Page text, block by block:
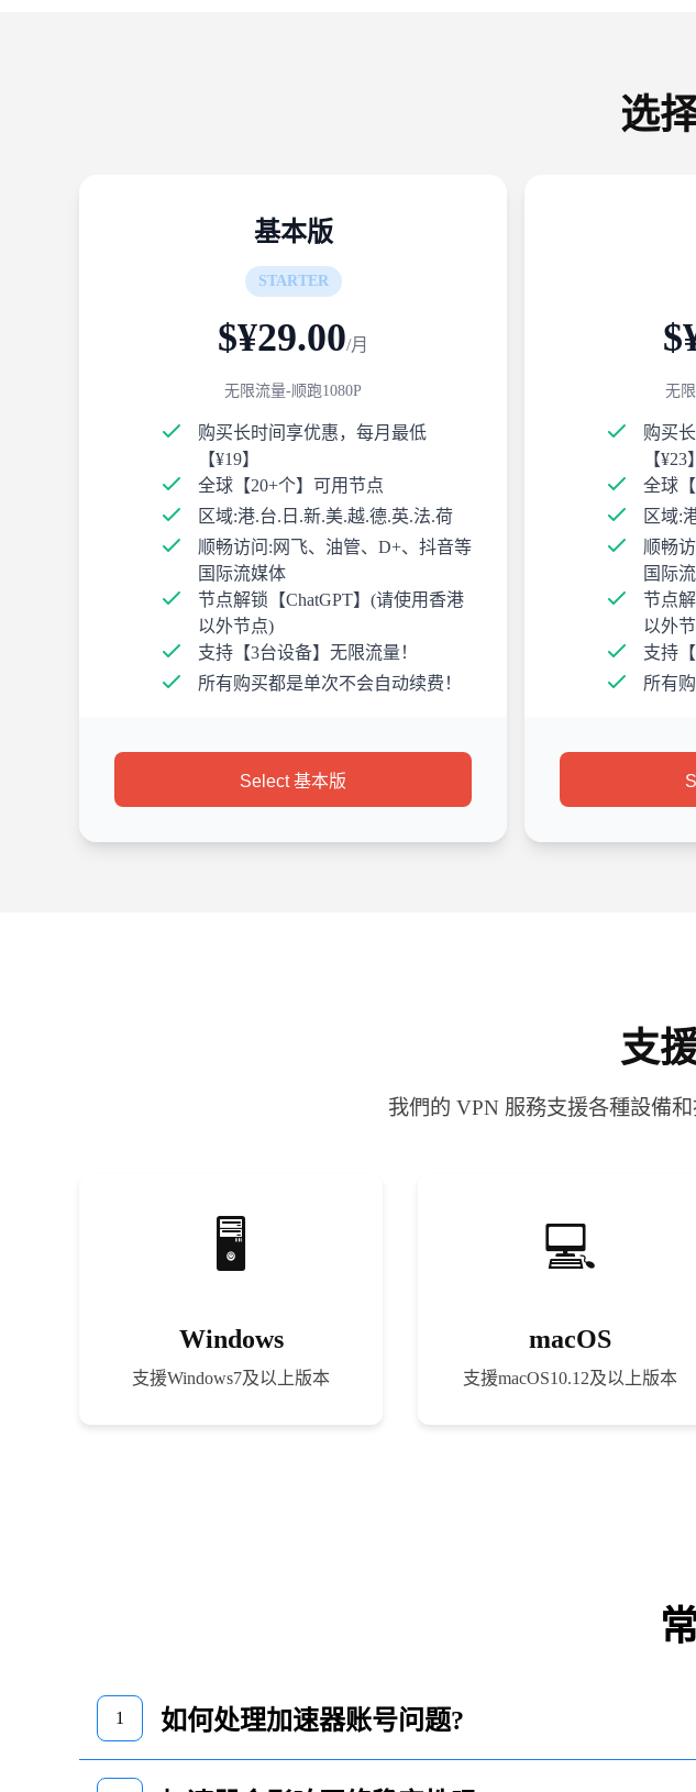
选
基本版
STARTER
$¥29.00/月
无限流量-顺跑1080P
购买长时间享优惠，每月最低
【¥19】
全球【20+个】可用节点
区域:港.台.日.新.美.越.德.英.法.荷
顺畅访问:网飞、油管、D+、抖音等
国际流媒体
节点解锁【ChatGPT】(请使用香港
以外节点)
支持【3台设备】无限流量！
所有购买都是单次不会自动续费！
Select 基本版
无
购买
【¥23】
全球
区域:
顺畅
国际
节点
以外
支持
所有
支
我們的 VPN 服務支援各種設備
Windows
支援Windows7及以上版本
macOS
支援macOS10.12及以上版本
1 如何处理加速器账号问题?